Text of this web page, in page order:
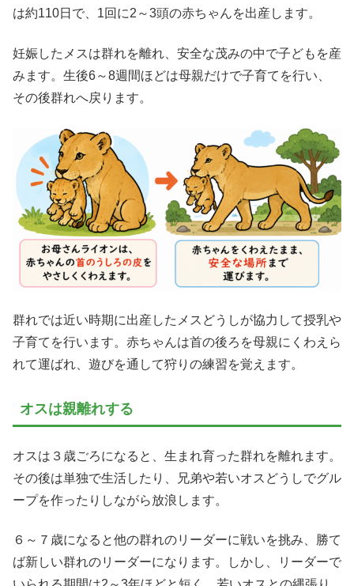
は約110日で、1回に2～3頭の赤ちゃんを出産します。
妊娠したメスは群れを離れ、安全な茂みの中で子どもを産
みます。生後6～8週間ほどは母親だけで子育てを行い、
その後群れへ戻ります。
群れでは近い時期に出産したメスどうしが協力して授乳や
子育てを行います。赤ちゃんは首の後ろを母親にくわえら
れて運ばれ、遊びを通して狩りの練習を覚えます。
オスは親離れする
オスは３歳ごろになると、生まれ育った群れを離れます。
その後は単独で生活したり、兄弟や若いオスどうしでグル
ープを作ったりしながら放浪します。
６～７歳になると他の群れのリーダーに戦いを挑み、勝て
ば新しい群れのリーダーになります。しかし、リーダーで